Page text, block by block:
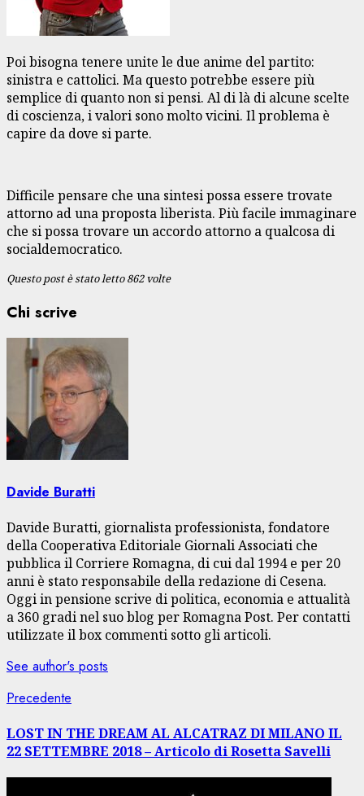
Poi bisogna tenere unite le due anime del partito:
sinistra e cattolici. Ma questo potrebbe essere più
semplice di quanto non si pensi. Al di là di alcune scelte
di coscienza, i valori sono molto vicini. Il problema è
capire da dove si parte.
Difficile pensare che una sintesi possa essere trovate
attorno ad una proposta liberista. Più facile immaginare
che si possa trovare un accordo attorno a qualcosa di
socialdemocratico.
Questo post è stato letto 862 volte
Chi scrive
Davide Buratti
Davide Buratti, giornalista professionista, fondatore
della Cooperativa Editoriale Giornali Associati che
pubblica il Corriere Romagna, di cui dal 1994 e per 20
anni è stato responsabile della redazione di Cesena.
Oggi in pensione scrive di politica, economia e attualità
a 360 gradi nel suo blog per Romagna Post. Per contatti
utilizzate il box commenti sotto gli articoli.
See author's posts
Navigazione
articolo
Precedente
LOST IN THE DREAM AL ALCATRAZ DI MILANO IL
22 SETTEMBRE 2018 – Articolo di Rosetta Savelli